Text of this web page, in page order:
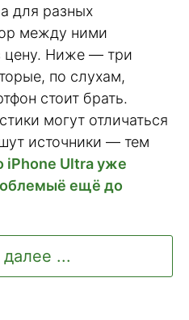
для разных
между ними
цену. Ниже — три
по слухам,
стоит брать.
могут отличаться
источники — тем
iPhone Ultra уже
ещё до
далее ...